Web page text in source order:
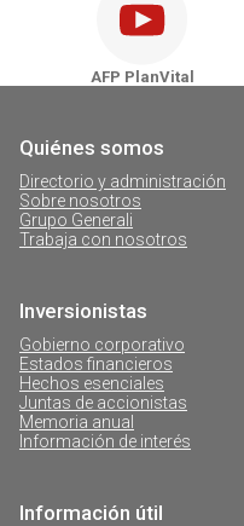
AFP PlanVital - Puerto
AFP PlanVital
Quiénes somos
Directorio y administración
Sobre nosotros
Grupo Generali
Trabaja con nosotros
Inversionistas
Gobierno corporativo
Estados financieros
Hechos esenciales
Juntas de accionistas
Memoria anual
Información de interés
Información útil